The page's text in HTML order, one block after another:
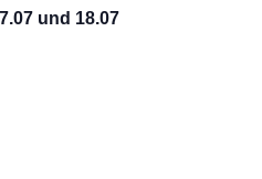
und 18.07